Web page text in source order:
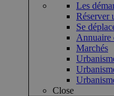
Les
Réserver
Se
Annuaire
Marchés
Close